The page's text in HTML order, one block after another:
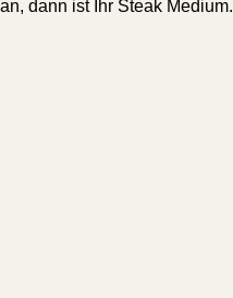
an, dann ist Ihr Steak Medium.